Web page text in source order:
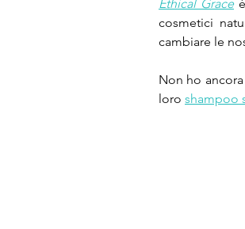
Ethical Grace è
cosmetici
cambiare le
Non ho
loro shampoo